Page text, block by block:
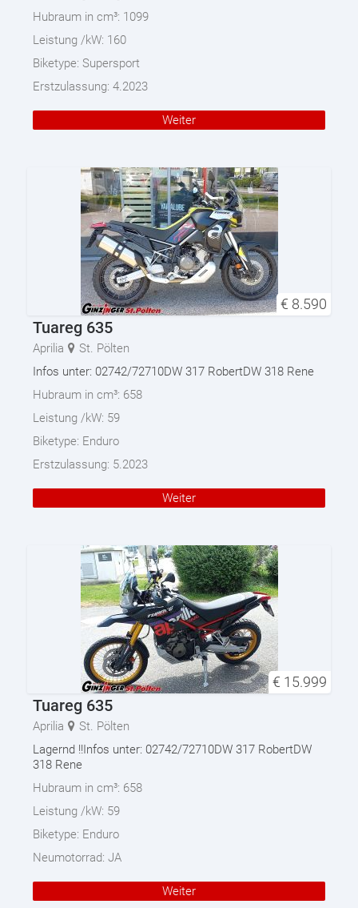
Hubraum in cm³: 1099
Leistung /kW: 160
Biketype: Supersport
Erstzulassung: 4.2023
Weiter
€ 8.590
Tuareg 635
Aprilia
St. Pölten
Infos unter: 02742/72710DW 317 RobertDW 318 Rene
Hubraum in cm³: 658
Leistung /kW: 59
Biketype: Enduro
Erstzulassung: 5.2023
Weiter
€ 15.999
Tuareg 635
Aprilia
St. Pölten
Lagernd !!Infos unter: 02742/72710DW 317 RobertDW
318 Rene
Hubraum in cm³: 658
Leistung /kW: 59
Biketype: Enduro
Neumotorrad: JA
Weiter